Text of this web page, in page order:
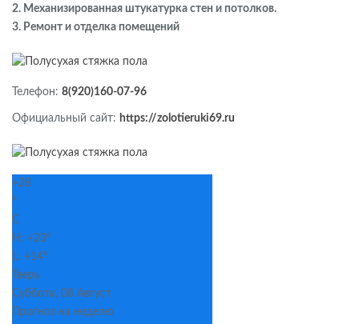
2. Механизированная штукатурка стен и потолков.
3. Ремонт и отделка помещений
Телефон: 8(920)160-07-96
Официальный сайт: https://zolotieruki69.ru
+28
°
C
H: +23°
L: +14°
Тверь
Суббота, 08 Август
Прогноз на неделю